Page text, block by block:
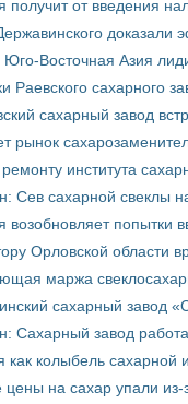
получит от введения
доказали
Восточная Азия
Раевского сахарного
сахарный завод
рынок
института
Сев сахарной свеклы
возобновляет попытки
Орловской области
маржа
сахарный завод
Сахарный завод
как колыбель сахарной
на сахар упали из-